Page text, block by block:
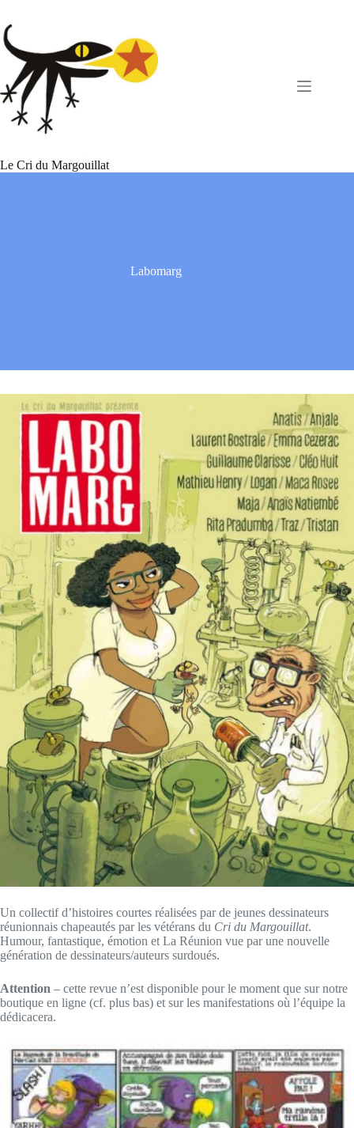
contenu
Le Cri du Margouillat
Labomarg
Un collectif d’histoires courtes réalisées par de jeunes dessinateurs
réunionnais chapeautés par les vétérans du Cri du Margouillat.
Humour, fantastique, émotion et La Réunion vue par une nouvelle
génération de dessinateurs/auteurs surdoués.
Attention – cette revue n’est disponible pour le moment que sur notre
boutique en ligne (cf. plus bas) et sur les manifestations où l’équipe la
dédicacera.